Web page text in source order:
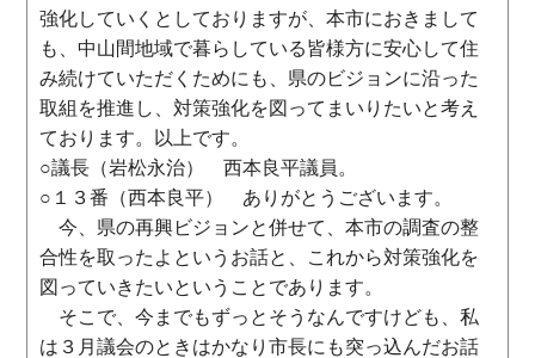
強化していくとしておりますが、本市におきまして
も、中山間地域で暮らしている皆様方に安心して住
み続けていただくためにも、県のビジョンに沿った
取組を推進し、対策強化を図ってまいりたいと考え
ております。以上です。
○議長（岩松永治） 西本良平議員。
○１３番（西本良平） ありがとうございます。
今、県の再興ビジョンと併せて、本市の調査の整
合性を取ったよというお話と、これから対策強化を
図っていきたいということであります。
そこで、今までもずっとそうなんですけども、私
は３月議会のときはかなり市長にも突っ込んだお話